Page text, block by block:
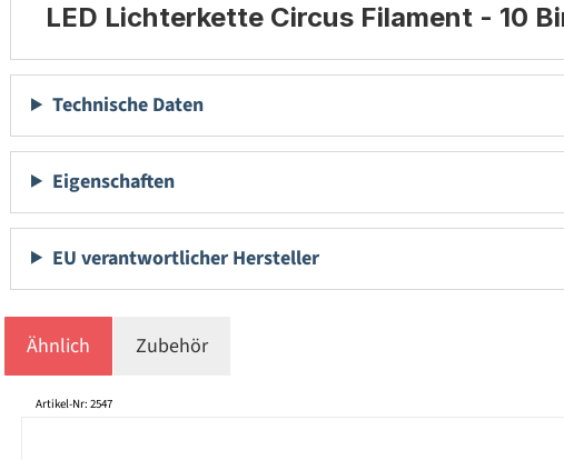
LED Lichterkette Circus Filament - 10
Technische Daten
Eigenschaften
EU verantwortlicher Hersteller
Ähnlich Zubehör
Produktgalerie überspringen
Artikel-Nr: 2547